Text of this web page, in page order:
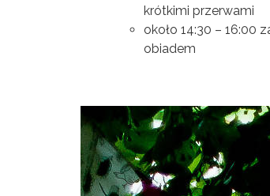
krótkimi przerwami
około 14:30 – 16:00
obiadem